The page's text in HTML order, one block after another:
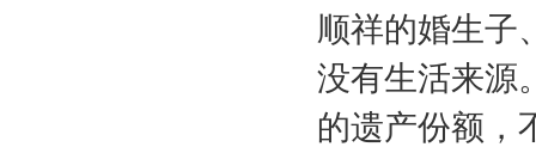
顺祥的婚生子
没有生活来源
的遗产份额，